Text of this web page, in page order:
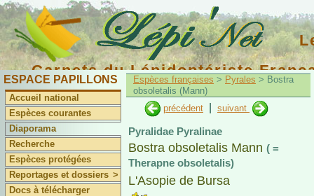
Carnets du Lépidoptériste
ESPACE PAPILLONS
Accueil national
Espèces courantes
Diaporama
Recherche
Espèces protégées
Reportages et dossiers >
Docs à télécharger
Espèces françaises > Pyrales > Bostra
obsoletalis (Mann)
précédent
suivant
Pyralidae Pyralinae
Bostra obsoletalis Mann ( =
Therapne obsoletalis)
L'Asopie de Bursa